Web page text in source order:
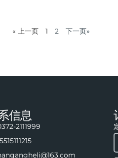
« 上一页 1 2 下一页»
信息
2111999